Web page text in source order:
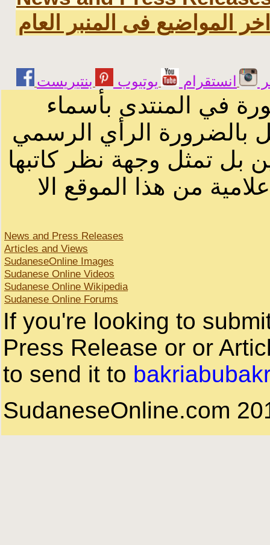
اخر المواضيع فى المنبر العام
انستقرام يوتيوب
في المنتدى بأسماء
بالضرورة الرأي الرسمي
بل تمثل وجهة نظر كاتبها
من هذا الموقع الا
News and Press Releases
Articles and Views
SudaneseOnline Images
Sudanese Online Videos
Sudanese Online Wikipedia
Sudanese Online Forums
If you're looking to
Press Release or or
to send it to